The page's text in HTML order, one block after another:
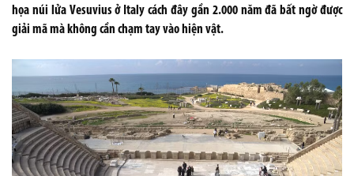
họa núi lửa Vesuvius ở Italy cách đây gần 2.000 năm đã bất ngờ được
giải mã mà không cần chạm tay vào hiện vật.